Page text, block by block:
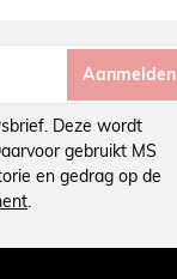
Aanmelden
Deze wordt
gebruikt MS
en gedrag op de
.